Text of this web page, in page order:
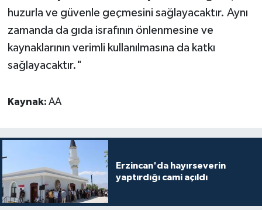
huzurla ve güvenle geçmesini sağlayacaktır. Aynı
zamanda da gıda israfının önlenmesine ve
kaynaklarının verimli kullanılmasına da katkı
sağlayacaktır."
Kaynak: AA
Erzincan'da hayırseverin
yaptırdığı cami açıldı
Malatya Müftülüğü
Manisa Müftülüğü
Muğla Müftülüğü
Muş Müftülüğü